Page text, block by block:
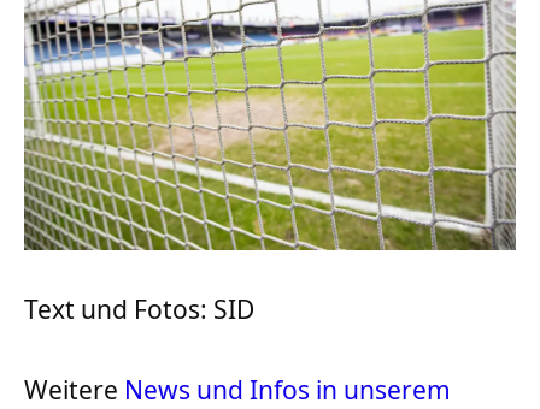
Text und Fotos: SID
Weitere News und Infos in unserem